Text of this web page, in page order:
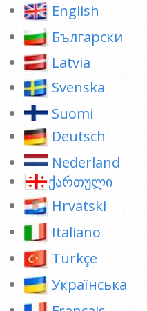
English
Български
Latvia
Svenska
Suomi
Deutsch
Nederland
ქართული
Hrvatski
Italiano
Türkçe
Українська